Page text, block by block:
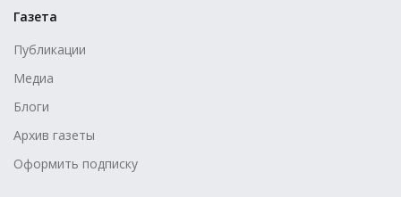
Газета
Публикации
Медиа
Блоги
Архив газеты
Оформить подписку